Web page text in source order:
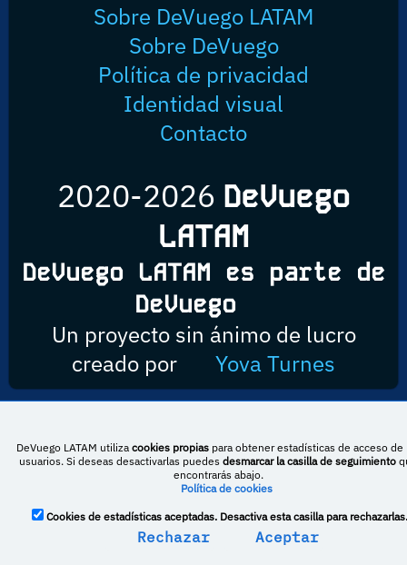
Sobre DeVuego LATAM
Sobre DeVuego
Política de privacidad
Identidad visual
Contacto
2020-2026 DeVuego
LATAM
DeVuego LATAM es parte de
DeVuego
Un proyecto sin ánimo de lucro
creado por
Yova Turnes
Esta obra está bajo una licencia de Creative Commons Reconocimiento-
NoComercial-CompartirIgual 4.0 Internacional
DeVuego España
DeVuego LATAM
DeVuego Portugal
DeVuego LATAM utiliza cookies propiaspara obtener estadísticas de acceso de
usuarios. Si deseas desactivarlas puedes desmarcar la casilla de seguimiento
encontrarás abajo.
Política de cookies
Cookies de estadísticas aceptadas. Desactiva esta casilla para rechazarlas.
Rechazar Aceptar